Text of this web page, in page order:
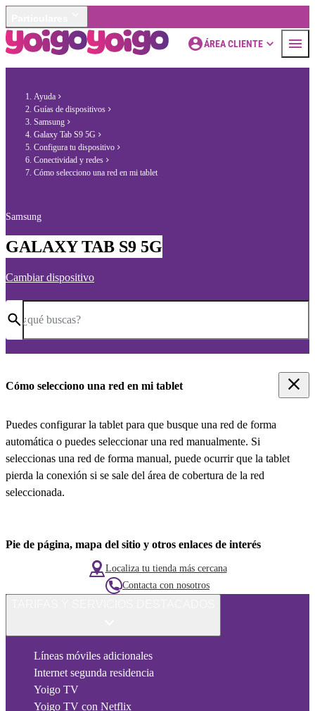
ÁREA CLIENTE
Ayuda
Guías de dispositivos
Samsung
Galaxy Tab S9 5G
Configura tu dispositivo
Conectividad y redes
Cómo selecciono una red en mi tablet
Samsung
GALAXY TAB S9 5G
Cambiar dispositivo
¿qué buscas?
Cómo selecciono una red en mi tablet
Puedes configurar la tablet para que busque una red de forma
automática o puedes seleccionar una red manualmente. Si
seleccionas una red de forma manual, puede ocurrir que la tablet
pierda la conexión si se sale del área de cobertura de la red
seleccionada.
Pie de página, mapa del sitio y otros enlaces de interés
Localiza tu tienda más cercana
Contacta con nosotros
Líneas móviles adicionales
Internet segunda residencia
Yoigo TV
Yoigo TV con Netflix